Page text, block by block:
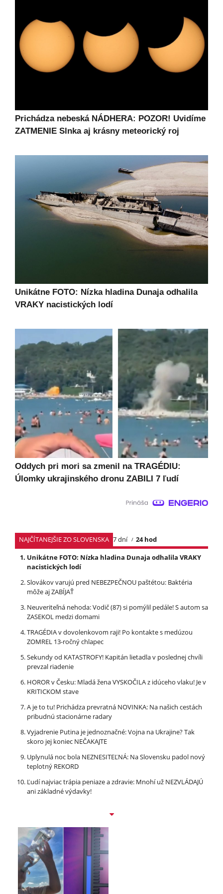
Prichádza nebeská NÁDHERA: POZOR! Uvidíme
ZATMENIE Slnka aj krásny meteorický roj
Unikátne FOTO: Nízka hladina Dunaja odhalila
VRAKY nacistických lodí
Oddych pri mori sa zmenil na TRAGÉDIU:
Úlomky ukrajinského dronu ZABILI 7 ľudí
NAJČÍTANEJŠIE ZO SLOVENSKA 7 dní
24 hod
Unikátne FOTO: Nízka hladina Dunaja odhalila VRAKY
nacistických lodí
Slovákov varujú pred NEBEZPEČNOU paštétou: Baktéria
môže aj ZABÍJAŤ
Neuveriteľná nehoda: Vodič (87) si pomýlil pedále! S autom sa
ZASEKOL medzi domami
TRAGÉDIA v dovolenkovom raji! Po kontakte s medúzou
ZOMREL 13-ročný chlapec
Sekundy od KATASTROFY! Kapitán lietadla v poslednej chvíli
prevzal riadenie
HOROR v Česku: Mladá žena VYSKOČILA z idúceho vlaku! Je v
KRITICKOM stave
A je to tu! Prichádza prevratná NOVINKA: Na našich cestách
pribudnú stacionárne radary
Vyjadrenie Putina je jednoznačné: Vojna na Ukrajine? Tak
skoro jej koniec NEČAKAJTE
Uplynulá noc bola NEZNESITEĽNÁ: Na Slovensku padol nový
teplotný REKORD
Ľudí najviac trápia peniaze a zdravie: Mnohí už NEZVLÁDAJÚ
ani základné výdavky!